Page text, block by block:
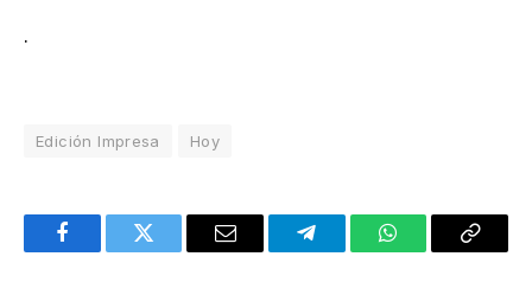
.
Edición Impresa Hoy
FacebookTwitter Email TelegramWhatsAppCopy